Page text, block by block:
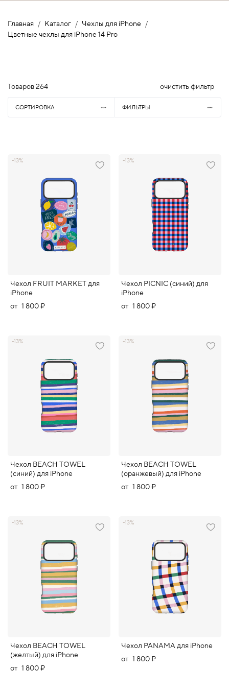
Главная Каталог
Чехлы для iPhone
Цветные чехлы для iPhone 14 Pro
Товаров264 очистить фильтр
СОРТИРОВКА ФИЛЬТРЫ
-13%
Чехол FRUIT MARKET для
iPhone
от 1 800 ₽
-13%
Чехол PICNIC (синий) для
iPhone
от 1 800 ₽
-13%
Чехол BEACH TOWEL
(синий) для iPhone
от 1 800 ₽
-13%
Чехол BEACH TOWEL
(оранжевый) для iPhone
от 1 800 ₽
-13%
Чехол BEACH TOWEL
(желтый) для iPhone
от 1 800 ₽
-13%
Чехол PANAMA для iPhone
от 1 800 ₽